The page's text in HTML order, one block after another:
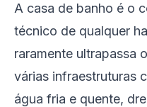
A casa de banho é o
técnico de qualquer
raramente ultrapassa
várias infraestruturas
água fria e quente,